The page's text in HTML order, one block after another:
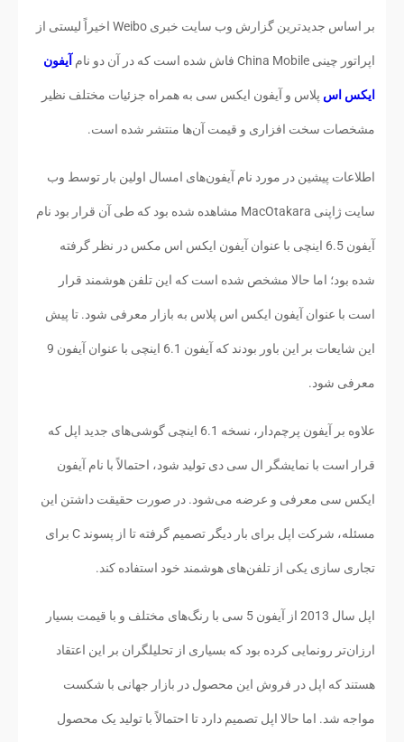
بر اساس جدیدترین گزارش وب سایت خبری Weibo اخیراً لیستی از
اپراتور چینی China Mobile فاش شده است که در آن دو نام آیفون
ایکس اس پلاس و آیفون ایکس سی به همراه جزئیات مختلف نظیر
مشخصات سخت افزاری و قیمت آن‌ها منتشر شده است.
اطلاعات پیشین در مورد نام آیفون‌های امسال اولین بار توسط وب
سایت ژاپنی MacOtakara مشاهده شده بود که طی آن قرار بود نام
آیفون 6.5 اینچی با عنوان آیفون ایکس اس مکس در نظر گرفته
شده بود؛ اما حالا مشخص شده است که این تلفن هوشمند قرار
است با عنوان آیفون ایکس اس پلاس به بازار معرفی شود. تا پیش
این شایعات بر این باور بودند که آیفون 6.1 اینچی با عنوان آیفون 9
معرفی شود.
علاوه بر آیفون پرچم‌دار، نسخه 6.1 اینچی گوشی‌های جدید اپل که
قرار است با نمایشگر ال سی دی تولید شود، احتمالاً با نام آیفون
ایکس سی معرفی و عرضه می‌شود. در صورت حقیقت داشتن این
مسئله، شرکت اپل برای بار دیگر تصمیم گرفته تا از پسوند C برای
تجاری سازی یکی از تلفن‌های هوشمند خود استفاده کند.
اپل سال 2013 از آیفون 5 سی با رنگ‌های مختلف و با قیمت بسیار
ارزان‌تر رونمایی کرده بود که بسیاری از تحلیلگران بر این اعتقاد
هستند که اپل در فروش این محصول در بازار جهانی با شکست
مواجه شد. اما حالا اپل تصمیم دارد تا احتمالاً با تولید یک محصول